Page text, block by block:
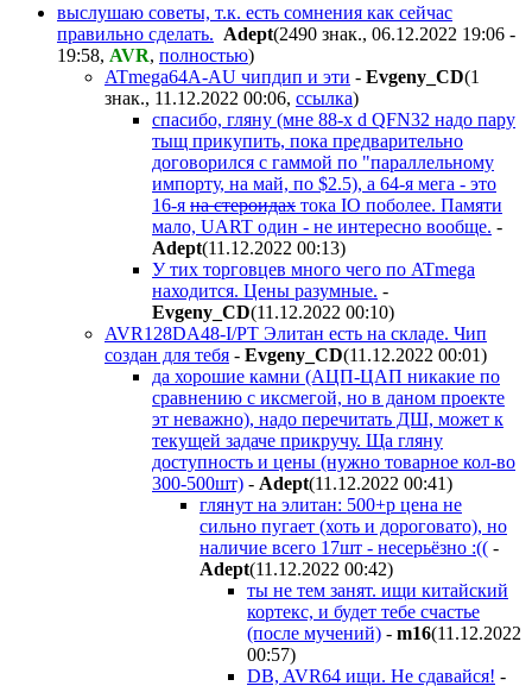
выслушаю советы, т.к. есть сомнения как сейчас
правильно сделать. Adept(2490 знак., 06.12.2022 19:06 -
19:58, AVR, полностью)
ATmega64A-AU чипдип и эти - Evgeny_CD(1
знак., 11.12.2022 00:06, ссылка)
спасибо, гляну (мне 88-х d QFN32 надо пару
тыщ прикупить, пока предварительно
договорился с гаммой по "параллельному
импорту, на май, по $2.5), а 64-я мега - это
16-я на стероидах тока IO поболее. Памяти
мало, UART один - не интересно вообще. -
Adept(11.12.2022 00:13)
У тих торговцев много чего по ATmega
находится. Цены разумные. -
Evgeny_CD(11.12.2022 00:10)
AVR128DA48-I/PT Элитан есть на складе. Чип
создан для тебя - Evgeny_CD(11.12.2022 00:01)
да хорошие камни (АЦП-ЦАП никакие по
сравнению с иксмегой, но в даном проекте
эт неважно), надо перечитать ДШ, может к
текущей задаче прикручу. Ща гляну
доступность и цены (нужно товарное кол-во
300-500шт) - Adept(11.12.2022 00:41)
глянут на элитан: 500+р цена не
сильно пугает (хоть и дороговато), но
наличие всего 17шт - несерьёзно :(( -
Adept(11.12.2022 00:42)
ты не тем занят. ищи китайский
кортекс, и будет тебе счастье
(после мучений) - m16(11.12.2022
00:57)
DB, AVR64 ищи. Не сдавайся! -